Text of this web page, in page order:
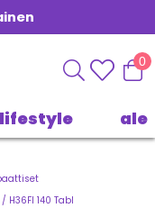
0
lifestyle ale
H36FI 140 Tabl